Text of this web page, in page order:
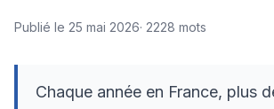
Publié le 25 mai 2026· 2228 mots
Chaque année en France, plus